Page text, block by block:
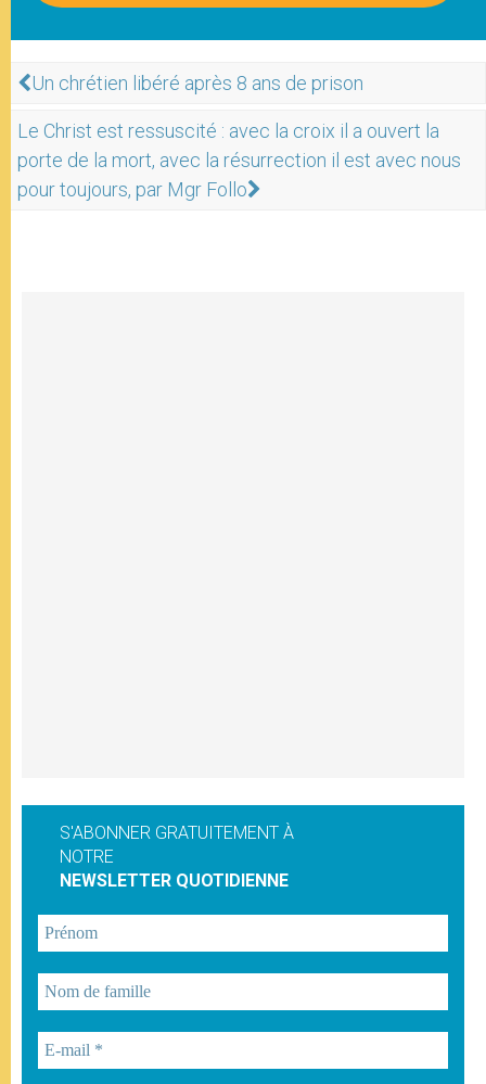
Un chrétien libéré après 8 ans de prison
Le Christ est ressuscité : avec la croix il a ouvert la
porte de la mort, avec la résurrection il est avec nous
pour toujours, par Mgr Follo
S'ABONNER GRATUITEMENT À
NOTRE
NEWSLETTER QUOTIDIENNE